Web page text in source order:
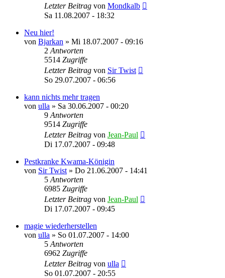
Letzter Beitrag von Mondkalb
Sa 11.08.2007 - 18:32
Neu hier!
von Bjarkan » Mi 18.07.2007 - 09:16
2 Antworten
5514 Zugriffe
Letzter Beitrag von Sir Twist
So 29.07.2007 - 06:56
kann nichts mehr tragen
von ulla » Sa 30.06.2007 - 00:20
9 Antworten
9514 Zugriffe
Letzter Beitrag von Jean-Paul
Di 17.07.2007 - 09:48
Pestkranke Kwama-Königin
von Sir Twist » Do 21.06.2007 - 14:41
5 Antworten
6985 Zugriffe
Letzter Beitrag von Jean-Paul
Di 17.07.2007 - 09:45
magie wiederherstellen
von ulla » So 01.07.2007 - 14:00
5 Antworten
6962 Zugriffe
Letzter Beitrag von ulla
So 01.07.2007 - 20:55